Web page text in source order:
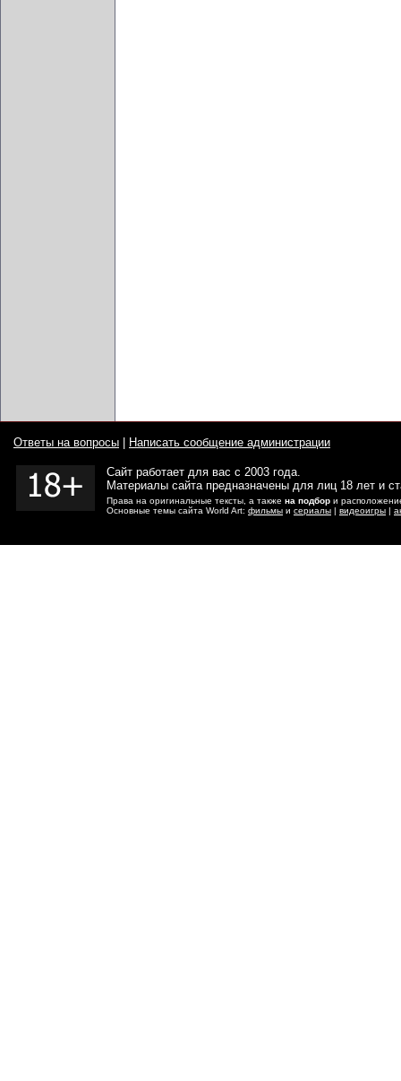
Ответы на вопросы Написать сообщение администрации
Сайт работает для вас с 2003 года.
Материалы сайта предназначены для лиц 18 лет и
Права на оригинальные тексты, а также на подбор и
Основные темы сайта World Art: фильмы и сериалы | видеоигры |